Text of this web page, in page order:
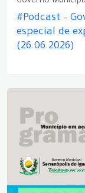
#Podcast –
especial de
(26.06.2026)